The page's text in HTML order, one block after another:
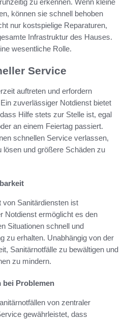
können sie schnell behoben
nur kostspielige Reparaturen,
Infrastruktur des Hauses.
wesentliche Rolle.
Service
auftreten und erfordern
zuverlässiger Notdienst bietet
Hilfe stets zur Stelle ist, egal
an einem Feiertag passiert.
schnellen Service verlassen,
und größere Schäden zu
von Sanitärdiensten ist
Notdienst ermöglicht es den
Situationen schnell und
zu erhalten. Unabhängig von der
Sanitärnotfälle zu bewältigen und
zu mindern.
bei Problemen
von zentraler
gewährleistet, dass